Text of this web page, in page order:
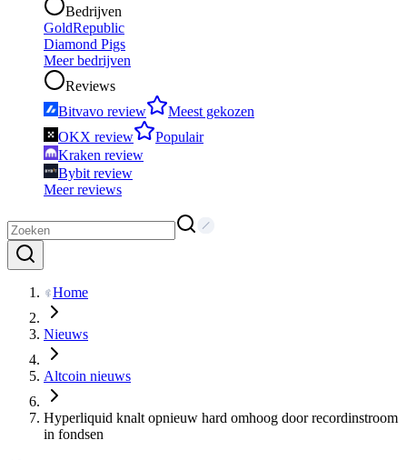
Bedrijven
GoldRepublic
Diamond Pigs
Meer bedrijven
Reviews
Bitvavo review
Meest gekozen
OKX review
Populair
Kraken review
Bybit review
Meer reviews
Home
Nieuws
Altcoin nieuws
Hyperliquid knalt opnieuw hard omhoog door recordinstroom
in fondsen